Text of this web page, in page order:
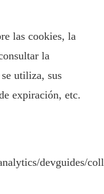
las cookies, la
la
utiliza, sus
expiración, etc.
devguides/